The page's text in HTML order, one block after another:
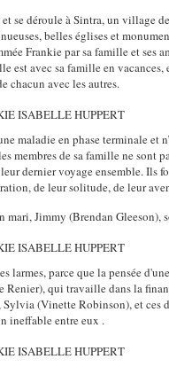
se déroule à Sintra, un village
belles églises et
Frankie par sa famille et ses
est avec sa famille en
chacun avec les autres.
maladie en phase terminale et
membres de sa famille ne sont
dernier voyage ensemble. Ils
de leur solitude, de leur
Jimmy (Brendan Gleeson),
larmes, parce que la pensée
qui travaille dans la
(Vinette Robinson), et ces
ineffable entre eux .